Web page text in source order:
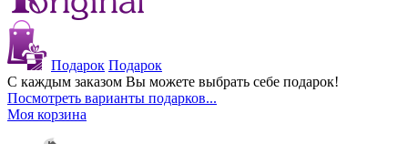
Подарок Подарок
С каждым заказом Вы можете выбрать себе подарок!
Посмотреть варианты подарков...
Моя корзина